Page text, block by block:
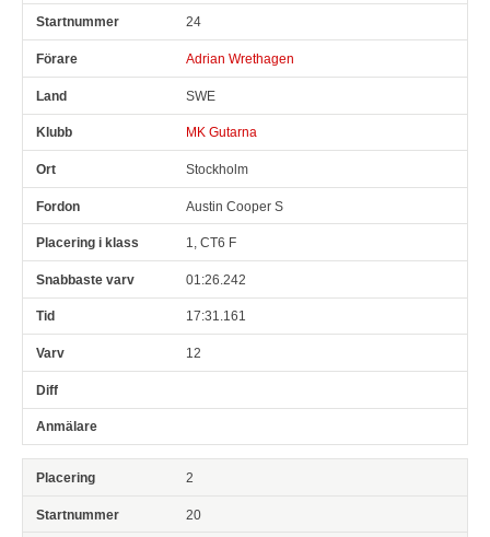
24
Adrian Wrethagen
SWE
MK Gutarna
Stockholm
Austin Cooper S
1, CT6 F
01:26.242
17:31.161
12
2
20